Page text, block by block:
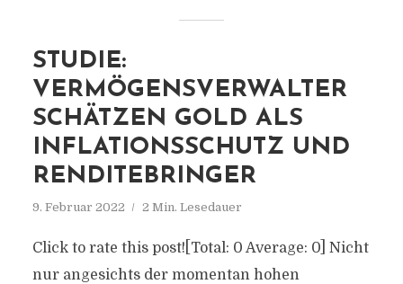
STUDIE:
VERMÖGENSVERWALTER
SCHÄTZEN GOLD ALS
INFLATIONSSCHUTZ UND
RENDITEBRINGER
9. Februar 2022 2 Min. Lesedauer
Click to rate this post![Total: 0 Average: 0] Nicht
nur angesichts der momentan hohen